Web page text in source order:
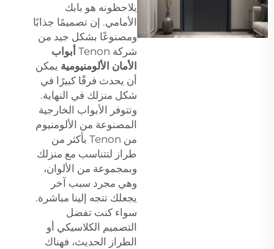
يلاحظونه هو بابك
الأمامي. إن تصميمًا جذابًا
ومصنوعًا بشكل جيد من
شركة Tenon
أبواب
الأمان الألومنيومية يمكن
أن يحدث فرقًا كبيرًا في
شكل منزلك في النهاية.
وتتوفر الأبواب الخارجية
المصنوعة من الألومنيوم
من Tenon بأكثر من
طراز لتتناسب مع منزلك
وبمجموعة من الألوان،
وهي مجرد سبب آخر
يجعلك تتجه إلينا مباشرة.
سواء كنت تفضل
التصميم الكلاسيكي أو
الطراز الحديث، فهناك